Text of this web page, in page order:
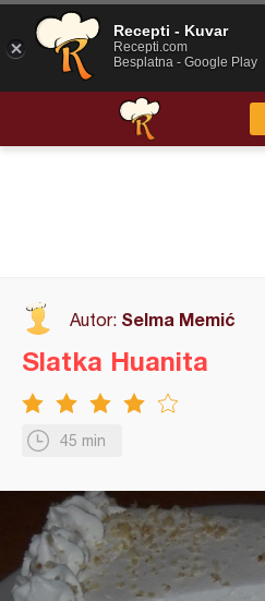
Autor: Selma Memić
45 min
Slatka Huanita
Recepti - Kuvar
Recepti.com
Besplatna - Google Play